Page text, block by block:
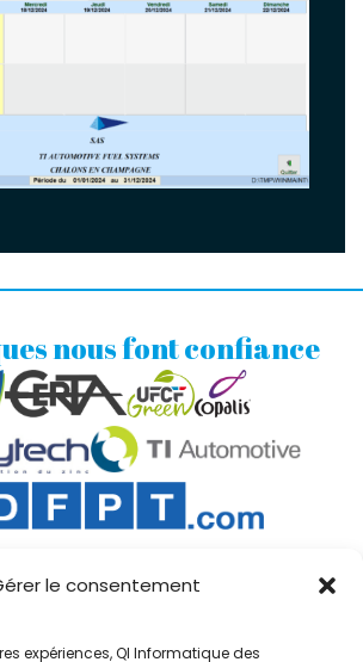
le consentement
expériences, QI Informatique des
nous font confiance